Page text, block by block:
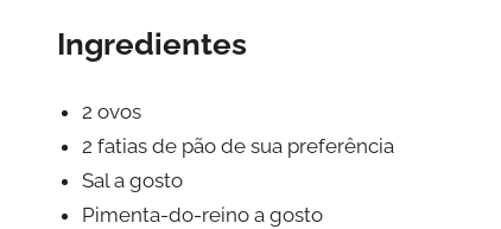
Ingredientes
2 ovos
2 fatias de pão de sua preferência
Sal a gosto
Pimenta-do-reino a gosto